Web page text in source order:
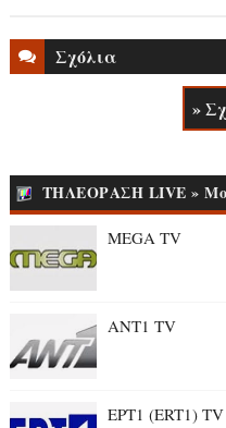
Σχόλια
»
ΤΗΛΕΟΡΑΣΗ LIVE »
MEGA TV
ANT1 TV
ΕΡΤ1 (ERT1)